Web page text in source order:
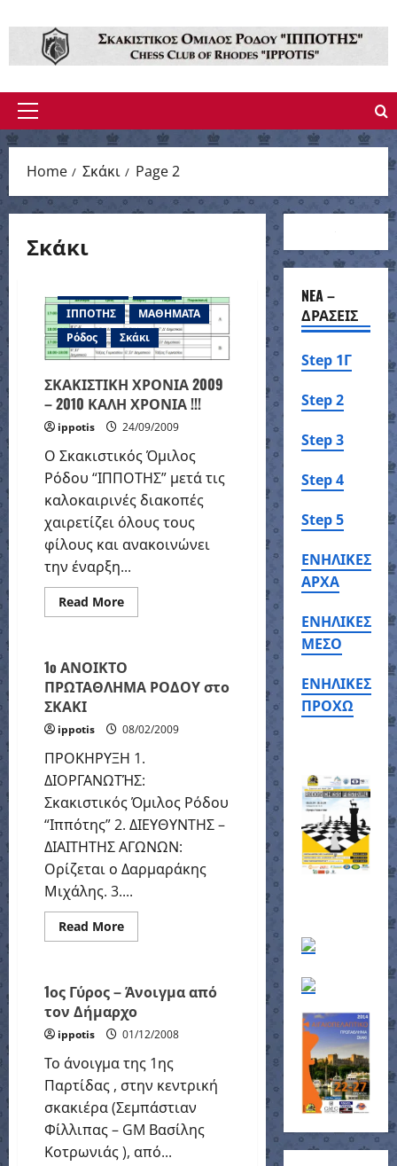
to
content
Primary
Menu
Home Σκάκι Page 2
Σκάκι
ΙΠΠΟΤΗΣ
ΜΑΘΗΜΑΤΑ
Ρόδος
Σκάκι
ΣΚΑΚΙΣΤΙΚΗ ΧΡΟΝΙΑ 2009
– 2010 ΚΑΛΗ ΧΡΟΝΙΑ !!!
ippotis 24/09/2009
Ο Σκακιστικός Όμιλος
Ρόδου “ΙΠΠΟΤΗΣ” μετά τις
καλοκαιρινές διακοπές
χαιρετίζει όλους τους
φίλους και ανακοινώνει
την έναρξη...
Read MoreRead
more
2009
–
2010
!!!
Chess
open
Rhodes
Ρόδος
Σκάκι
1o ΑΝΟΙΚΤΟ
ΠΡΩΤΑΘΛΗΜΑ ΡΟΔΟΥ στο
ΣΚΑΚΙ
ippotis 08/02/2009
ΠΡΟΚΗΡΥΞΗ 1.
ΔΙΟΡΓΑΝΩΤΉΣ:
Σκακιστικός Όμιλος Ρόδου
“Ιππότης” 2. ΔΙΕΥΘΥΝTΗΣ –
ΔΙΑΙΤΗΤΗΣ ΑΓΩΝΩΝ:
Ορίζεται ο Δαρμαράκης
Μιχάλης. 3....
Read MoreRead
more
ΠΡΩΤΑΘΛΗΜΑ
ΡΟΔΟΥ
στο
ΣΚΑΚΙ
58ο Πανελλήνιο Πρωτάθλημα Ανδρών
Rhodes
Σκάκι
Χατζηευθυνίου
1ος Γύρος – Άνοιγμα από
τον Δήμαρχο
ippotis 01/12/2008
Το άνοιγμα της 1ης
Παρτίδας , στην κεντρική
σκακιέρα (Σεμπάστιαν
Φίλλιπας – GM Βασίλης
Κοτρωνιάς ), από...
58ο Πανελλήνιο Ατομικό
Βαθμολογία
κατάταξη
Πανελλήνιο Σκάκι
NEA –
ΔΡΑΣΕΙΣ
Step 1Γ
Step 2
Step 3
Step 4
Step 5
ΕΝΗΛΙΚΕΣ
ΑΡΧΑ
ΕΝΗΛΙΚΕΣ
ΜΕΣΟ
ΕΝΗΛΙΚΕΣ
ΠΡΟΧΩ